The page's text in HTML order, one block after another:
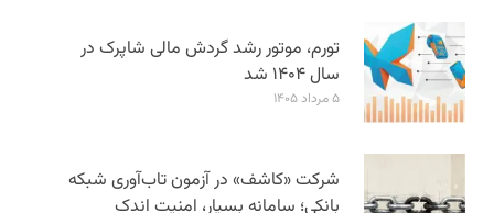
تورم، موتور رشد گردش مالی شاپرک در
سال ۱۴۰۴ شد
۵ مرداد ۱۴۰۵
شرکت «کاشف» در آزمون تاب‌آوری شبکه
بانکی؛ سامانه‌ بسیار، امنیت اندک